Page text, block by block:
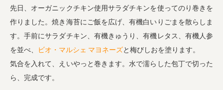
先日、オーガニックチキン使用サラダチキンを使ってのり巻きを
作りました。焼き海苔にご飯を広げ、有機白いりごまを散らしま
す。手前にサラダチキン、有機きゅうり、有機レタス、有機人参
を並べ、
ビオ・マルシェ マヨネーズと梅びしおを塗ります。
気合を入れて、えいやっと巻きます。水で濡らした包丁で切った
ら、完成です。